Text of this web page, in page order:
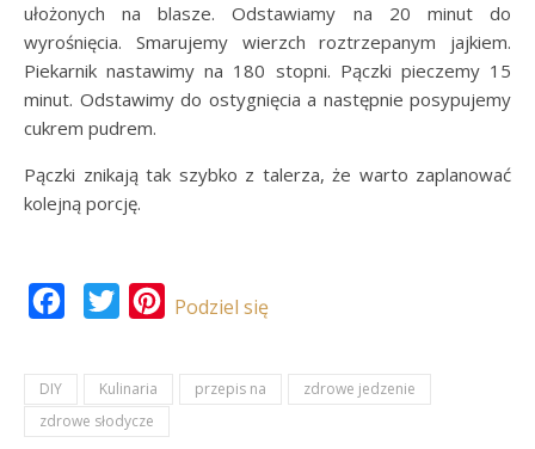
ułożonych na blasze. Odstawiamy na 20 minut do
wyrośnięcia. Smarujemy wierzch roztrzepanym jajkiem.
Piekarnik nastawimy na 180 stopni. Pączki pieczemy 15
minut. Odstawimy do ostygnięcia a następnie posypujemy
cukrem pudrem.
Pączki znikają tak szybko z talerza, że warto zaplanować
kolejną porcję.
FacebookTwitterPinterest
Podziel się
DIY Kulinaria przepis na
zdrowe jedzenie
zdrowe słodycze